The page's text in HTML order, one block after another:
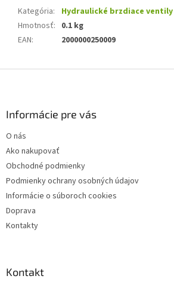
Kategória:
Hydraulické brzdiace ventily
Hmotnosť: 0.1 kg
EAN: 2000000250009
Informácie pre vás
O nás
Ako nakupovať
Obchodné podmienky
Podmienky ochrany osobných údajov
Informácie o súboroch cookies
Doprava
Kontakty
Kontakt